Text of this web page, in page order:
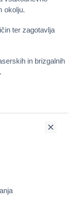
okolju.
ter zagotavlja
in brizgalnih